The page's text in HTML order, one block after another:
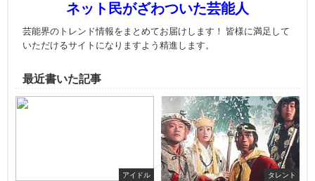
ネット民がざわついた芸能人
芸能界のトレンド情報をまとめてお届けします！ 皆様に満足して
いただけるサイトになりますよう精進します。
最近書いた記事
アイドル タレント